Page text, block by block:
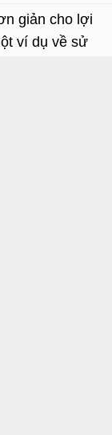
giản cho lợi
ví dụ về sử